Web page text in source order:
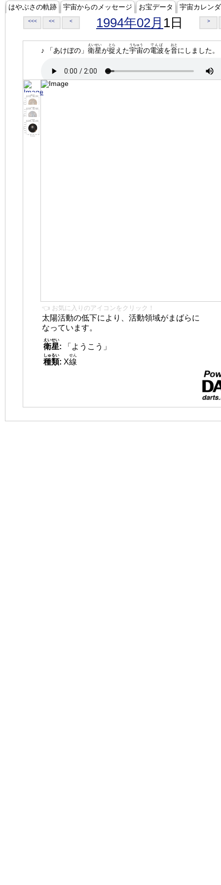
はやぶさの軌跡 宇宙からのメッセージ お宝データ 宇宙カレン
<<< << < 1994年02月 1日 >
♪ 「あけぼの」 衛星
えいせい
が捉
とら
えた宇宙
うちゅう
の電波
でんぱ
を音
おと
にしました。
👈 お気に入りのアイコンをクリック！
太陽活動の低下により、活動領域がまばらに
なっています。
衛星
えいせい
:
「ようこう」
種類
しゅるい
: X線
せん